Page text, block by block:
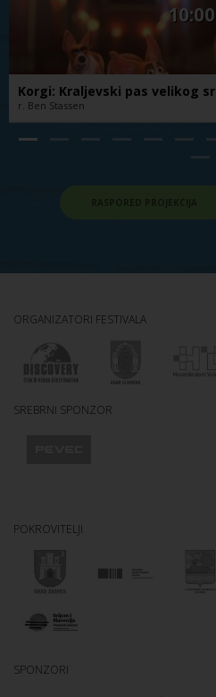
Korgi: Kraljevski pas velikog
r. Ben Stassen
ORGANIZATORI FESTIVALA
SREBRNI SPONZOR
POKROVITELJI
SPONZORI